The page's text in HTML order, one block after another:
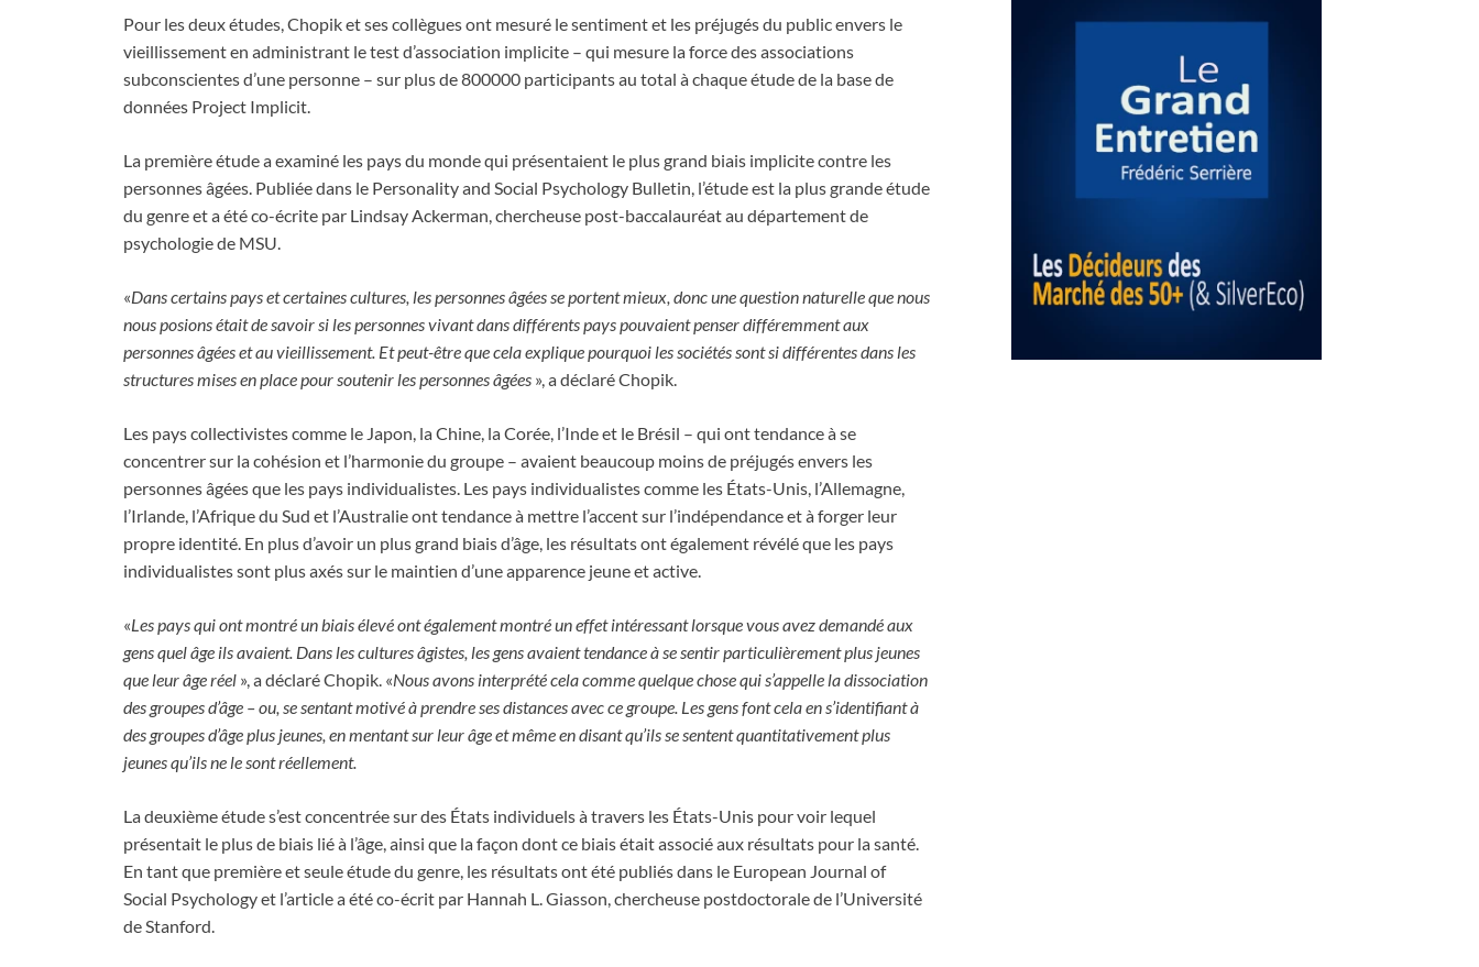
Pour les deux études, Chopik et ses collègues ont mesuré le sentiment et les préjugés du public envers le
vieillissement en administrant le test d’association implicite – qui mesure la force des associations
subconscientes d’une personne – sur plus de 800000 participants au total à chaque étude de la base de
données Project Implicit.
La première étude a examiné les pays du monde qui présentaient le plus grand biais implicite contre les
personnes âgées. Publiée dans le Personality and Social Psychology Bulletin, l’étude est la plus grande étude
du genre et a été co-écrite par Lindsay Ackerman, chercheuse post-baccalauréat au département de
psychologie de MSU.
«Dans certains pays et certaines cultures, les personnes âgées se portent mieux, donc une question naturelle que nous
nous posions était de savoir si les personnes vivant dans différents pays pouvaient penser différemment aux
personnes âgées et au vieillissement. Et peut-être que cela explique pourquoi les sociétés sont si différentes dans les
structures mises en place pour soutenir les personnes âgées », a déclaré Chopik.
Les pays collectivistes comme le Japon, la Chine, la Corée, l’Inde et le Brésil – qui ont tendance à se
concentrer sur la cohésion et l’harmonie du groupe – avaient beaucoup moins de préjugés envers les
personnes âgées que les pays individualistes. Les pays individualistes comme les États-Unis, l’Allemagne,
l’Irlande, l’Afrique du Sud et l’Australie ont tendance à mettre l’accent sur l’indépendance et à forger leur
propre identité. En plus d’avoir un plus grand biais d’âge, les résultats ont également révélé que les pays
individualistes sont plus axés sur le maintien d’une apparence jeune et active.
«Les pays qui ont montré un biais élevé ont également montré un effet intéressant lorsque vous avez demandé aux
gens quel âge ils avaient. Dans les cultures âgistes, les gens avaient tendance à se sentir particulièrement plus jeunes
que leur âge réel », a déclaré Chopik. «Nous avons interprété cela comme quelque chose qui s’appelle la dissociation
des groupes d’âge – ou, se sentant motivé à prendre ses distances avec ce groupe. Les gens font cela en s’identifiant à
des groupes d’âge plus jeunes, en mentant sur leur âge et même en disant qu’ils se sentent quantitativement plus
jeunes qu’ils ne le sont réellement.
La deuxième étude s’est concentrée sur des États individuels à travers les États-Unis pour voir lequel
présentait le plus de biais lié à l’âge, ainsi que la façon dont ce biais était associé aux résultats pour la santé.
En tant que première et seule étude du genre, les résultats ont été publiés dans le European Journal of
Social Psychology et l’article a été co-écrit par Hannah L. Giasson, chercheuse postdoctorale de l’Université
de Stanford.